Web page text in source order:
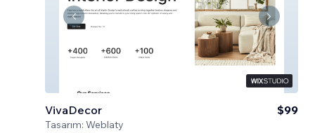
VivaDecor
Tasarım: Weblaty
$99